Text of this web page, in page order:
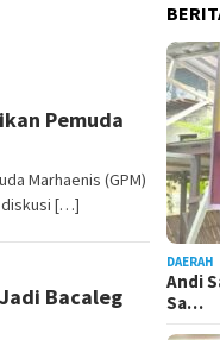
Pemuda
Marhaenis (GPM)
diskusi […]
Bacaleg
DAERAH
Andi
Sa…